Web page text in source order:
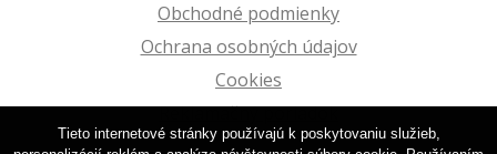
Obchodné podmienky
Ochrana osobných údajov
Cookies
Reklamačný poriadok
Tieto internetové stránky používajú k poskytovaniu služieb,